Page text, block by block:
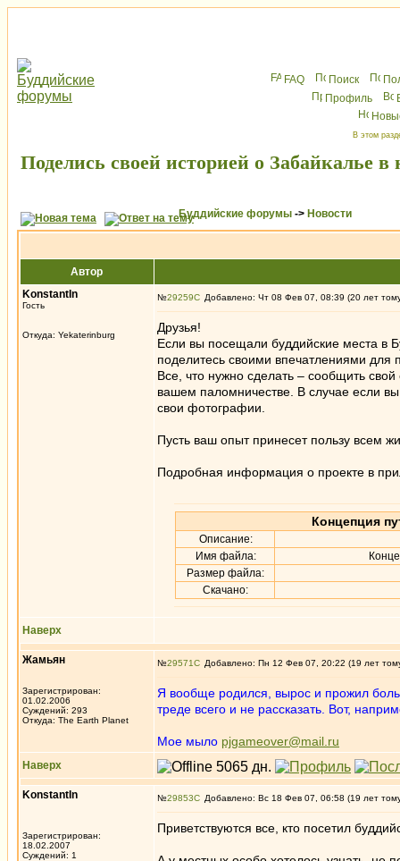
FAQ Поиск
Профиль
В этом
Поделись своей историей о Забайкалье в
Буддийские форумы -> Новости
Автор
KonstantIn
Гость
Откуда: Yekaterinburg
№29259 Добавлено: Чт 08 Фев 07, 08:39 (20 лет
Друзья!
Если вы посещали буддийские места в
поделитесь своими впечатлениями для
Все, что нужно сделать – сообщить
вашем паломничестве. В случае если
свои фотографии.
Пусть ваш опыт принесет пользу всем
Подробная информация о проекте в
Концепция
Описание:
Имя файла:
Размер файла:
Скачано:
Наверх
Жамьян
Зарегистрирован:
01.02.2006
Суждений: 293
Откуда: The Earth Planet
№29571 Добавлено: Пн 12 Фев 07, 20:22 (19 лет
Я вообще родился, вырос и прожил
треде всего и не рассказать. Вот,
Мое мыло pjgameover@mail.ru
Наверх
KonstantIn
Зарегистрирован:
18.02.2007
Суждений: 1
№29853 Добавлено: Вс 18 Фев 07, 06:58 (19 лет
Приветствуются все, кто посетил